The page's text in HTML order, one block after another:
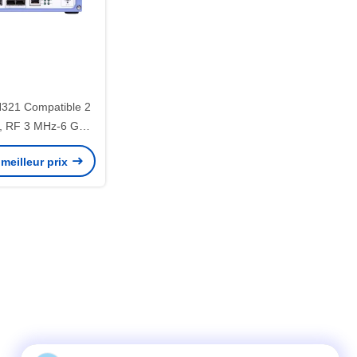
Compatible 2
3 MHz-6 GHz,
Chacun, 1 ×
1 × RJ45,
prix